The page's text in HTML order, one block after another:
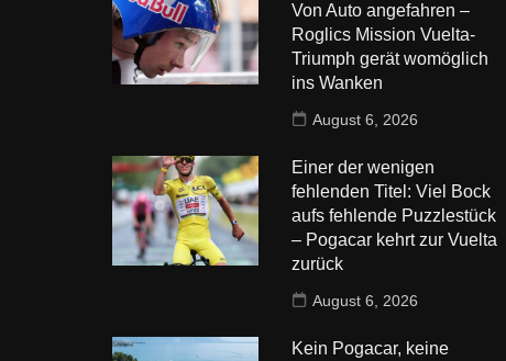
Von Auto angefahren –
Roglics Mission Vuelta-
Triumph gerät womöglich
ins Wanken
August 6, 2026
Einer der wenigen
fehlenden Titel: Viel Bock
aufs fehlende Puzzlestück
– Pogacar kehrt zur Vuelta
zurück
August 6, 2026
Kein Pogacar, keine